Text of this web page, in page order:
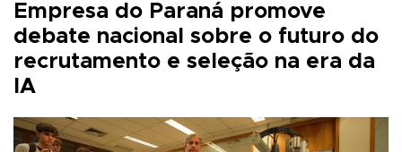
Empresa do Paraná promove
debate nacional sobre o futuro do
recrutamento e seleção na era da
IA